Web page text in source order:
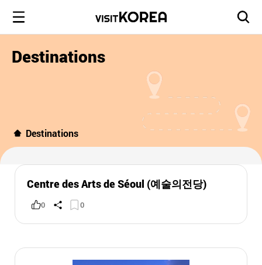
Destinations
Destinations
Centre des Arts de Séoul (예술의전당)
0 0